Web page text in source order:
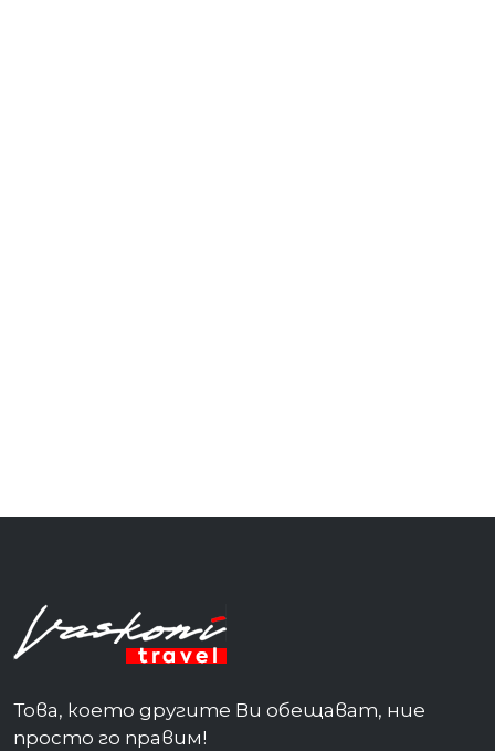
Това, което другите Ви обещават, ние
просто го правим!